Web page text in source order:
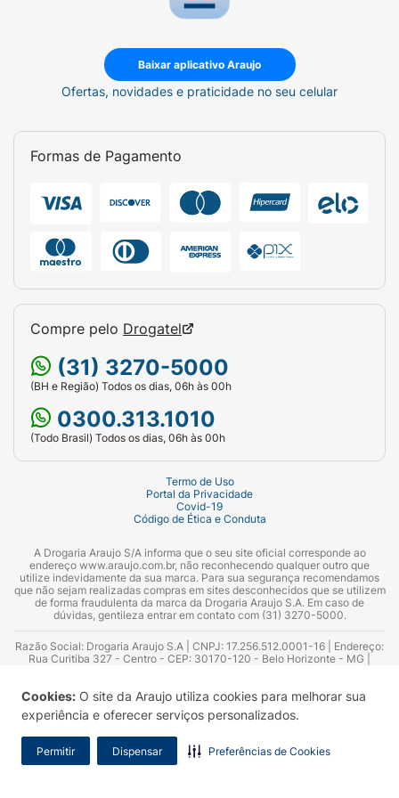
Cookies: O site da Araujo utiliza cookies para melhorar sua
experiência e oferecer serviços personalizados.
Permitir Dispensar Preferências de Cookies
saúde. Ao guardar, mantenha sempre limpo e
sabão neutro. Quando não estiver em uso,
conserve ao abrigo do calor, da luz e da umidade.
Baixar aplicativo Araujo
Ofertas, novidades e praticidade no seu celular
Formas de Pagamento
Compre pelo Drogatel
(31) 3270-5000
(BH e Região) Todos os dias, 06h às 00h
0300.313.1010
(Todo Brasil) Todos os dias, 06h às 00h
Termo de Uso
Portal da Privacidade
Covid-19
Código de Ética e Conduta
A Drogaria Araujo S/A informa que o seu site oficial corresponde ao
endereço www.araujo.com.br, não reconhecendo qualquer outro que
utilize indevidamente da sua marca. Para sua segurança recomendamos
que não sejam realizadas compras em sites desconhecidos que se utilizem
de forma fraudulenta da marca da Drogaria Araujo S.A. Em caso de
dúvidas, gentileza entrar em contato com (31) 3270-5000.
Razão Social: Drogaria Araujo S.A | CNPJ: 17.256.512.0001-16 | Endereço:
Rua Curitiba 327 - Centro - CEP: 30170-120 - Belo Horizonte - MG |
Azevedo Guimarães – CRF 10.965 | Yasmin Silva Alvarenga – CRF 52.584 -
Consultor substituto: Thiago Aguiar Pinheiro - CRF Nº 13.748. Alvará
Sanitário: 2025020713 | Autorização de Funcionamento da Empresa (AFE):